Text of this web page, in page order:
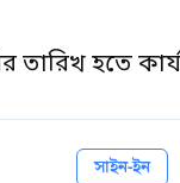
তারিখ হতে
সাইন-ইন